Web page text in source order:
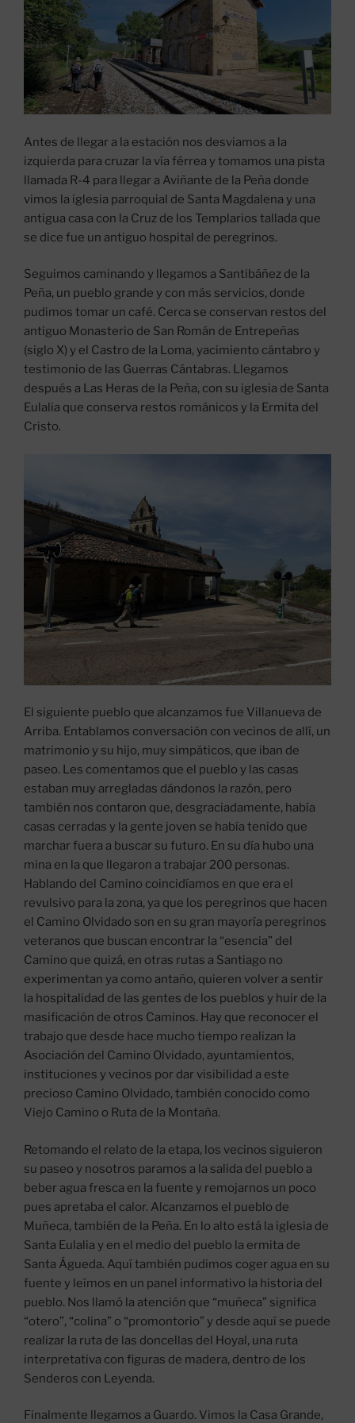
Antes de llegar a la estación nos desviamos a la
izquierda para cruzar la vía férrea y tomamos una pista
llamada R-4 para llegar a Aviñante de la Peña donde
vimos la iglesia parroquial de Santa Magdalena y una
antigua casa con la Cruz de los Templarios tallada que
se dice fue un antiguo hospital de peregrinos.
Seguimos caminando y llegamos a Santibáñez de la
Peña, un pueblo grande y con más servicios, donde
pudimos tomar un café. Cerca se conservan restos del
antiguo Monasterio de San Román de Entrepeñas
(siglo X) y el Castro de la Loma, yacimiento cántabro y
testimonio de las Guerras Cántabras. Llegamos
después a Las Heras de la Peña, con su iglesia de Santa
Eulalia que conserva restos románicos y la Ermita del
Cristo.
El siguiente pueblo que alcanzamos fue Villanueva de
Arriba. Entablamos conversación con vecinos de allí, un
matrimonio y su hijo, muy simpáticos, que iban de
paseo. Les comentamos que el pueblo y las casas
estaban muy arregladas dándonos la razón, pero
también nos contaron que, desgraciadamente, había
casas cerradas y la gente joven se había tenido que
marchar fuera a buscar su futuro. En su día hubo una
mina en la que llegaron a trabajar 200 personas.
Hablando del Camino coincidíamos en que era el
revulsivo para la zona, ya que los peregrinos que hacen
el Camino Olvidado son en su gran mayoría peregrinos
veteranos que buscan encontrar la “esencia” del
Camino que quizá, en otras rutas a Santiago no
experimentan ya como antaño, quieren volver a sentir
la hospitalidad de las gentes de los pueblos y huir de la
masificación de otros Caminos. Hay que reconocer el
trabajo que desde hace mucho tiempo realizan la
Asociación del Camino Olvidado, ayuntamientos,
instituciones y vecinos por dar visibilidad a este
precioso Camino Olvidado, también conocido como
Viejo Camino o Ruta de la Montaña.
Retomando el relato de la etapa, los vecinos siguieron
su paseo y nosotros paramos a la salida del pueblo a
beber agua fresca en la fuente y remojarnos un poco
pues apretaba el calor. Alcanzamos el pueblo de
Muñeca, también de la Peña. En lo alto está la iglesia de
Santa Eulalia y en el medio del pueblo la ermita de
Santa Águeda. Aquí también pudimos coger agua en su
fuente y leímos en un panel informativo la historia del
pueblo. Nos llamó la atención que “muñeca” significa
“otero”, “colina” o “promontorio” y desde aquí se puede
realizar la ruta de las doncellas del Hoyal, una ruta
interpretativa con figuras de madera, dentro de los
Senderos con Leyenda.
Finalmente llegamos a Guardo. Vimos la Casa Grande,